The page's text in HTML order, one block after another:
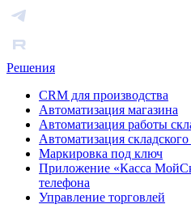
Решения
CRM для производства
Автоматизация магазина
Автоматизация работы
Автоматизация складского
Маркировка под ключ
Приложение «Касса
телефона
Управление торговлей